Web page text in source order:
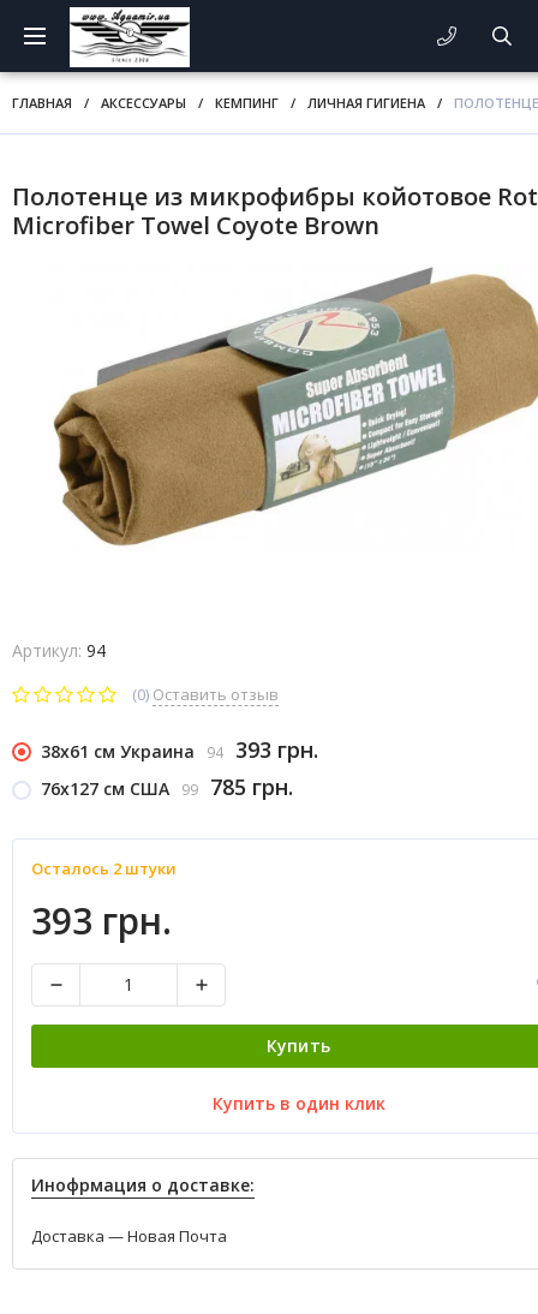
ГЛАВНАЯ / АКСЕССУАРЫ / КЕМПИНГ / ЛИЧНАЯ ГИГИЕНА / ПОЛОТЕНЦЕ
Полотенце из микрофибры койотовое
Microfiber Towel Coyote Brown
Артикул: 94
(0) Оставить отзыв
38x61 см Украина 94 393 грн.
76x127 см США 99 785 грн.
Осталось 2 штуки
393 грн.
Купить
Купить в один клик
Инофрмация о доставке:
Доставка — Новая Почта